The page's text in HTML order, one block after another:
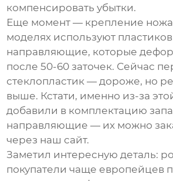
компенсировать убытки.
Еще момент — крепление
моделях используют
направляющие, которые
после 50-60 заточек. Сейчас
стеклопластик — дороже, но
выше. Кстати, именно из-за
добавили в комплектацию
направляющие — их можно
через наш сайт.
Заметил интересную деталь:
покупатели чаще европейцев